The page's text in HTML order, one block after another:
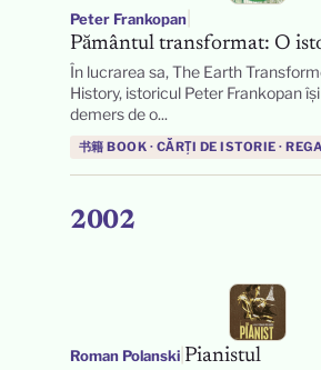
Peter Frankopan|
Pământul transformat: O
În lucrarea sa, The Earth
History, istoricul Peter Frankopan
demers de o...
书籍 BOOK · CĂRȚI DE ISTORIE ·
2002
Roman Polanski| Pianistul